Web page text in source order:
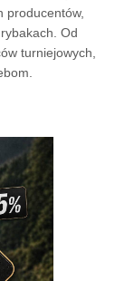
producentów,
Od
turniejowych,